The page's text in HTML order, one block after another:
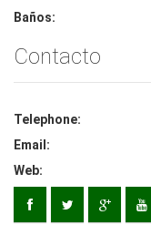
Baños:
Contacto
Telephone:
Email:
Web: